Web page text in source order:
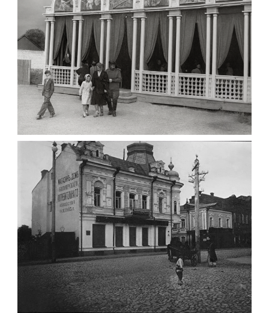
Leave a comment
ПАВІЛЬЙОН МОРОЗИВА ЖИТОМИР 1947
Фото Житомир (1945-
1960)
Leave a comment
ФОТО ЖИТОМИРА 1905 ВУЛ.